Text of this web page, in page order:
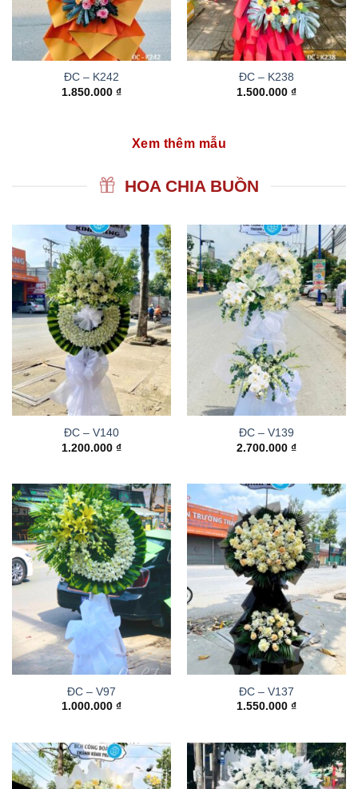
ĐC – K242
1.850.000 ₫
ĐC – K238
1.500.000 ₫
Xem thêm mẫu
HOA CHIA BUỒN
ĐC – V140
1.200.000 ₫
ĐC – V139
2.700.000 ₫
ĐC – V97
1.000.000 ₫
ĐC – V137
1.550.000 ₫